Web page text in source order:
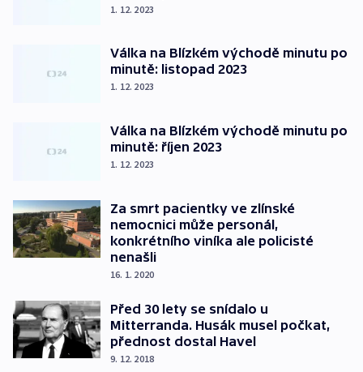
1. 12. 2023
Válka na Blízkém východě minutu po
minutě: listopad 2023
1. 12. 2023
Válka na Blízkém východě minutu po
minutě: říjen 2023
1. 12. 2023
Za smrt pacientky ve zlínské
nemocnici může personál,
konkrétního viníka ale policisté
nenašli
16. 1. 2020
Před 30 lety se snídalo u
Mitterranda. Husák musel počkat,
přednost dostal Havel
9. 12. 2018